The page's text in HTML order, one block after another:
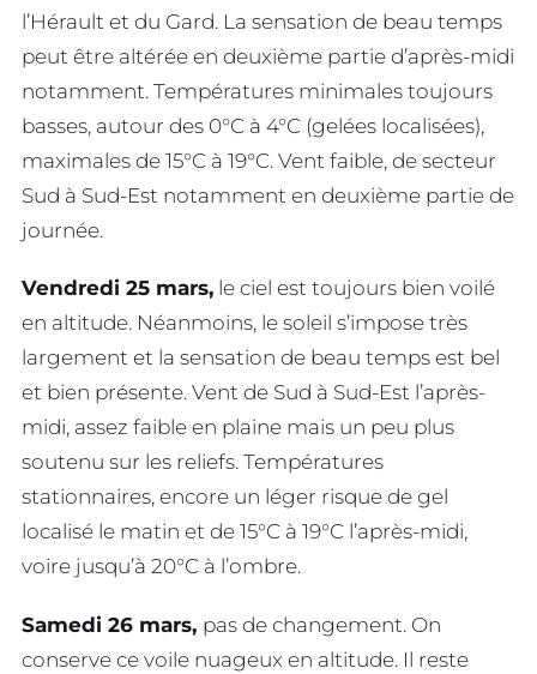
l’Hérault et du Gard. La sensation de beau temps
peut être altérée en deuxième partie d’après-midi
notamment. Températures minimales toujours
basses, autour des 0°C à 4°C (gelées localisées),
maximales de 15°C à 19°C. Vent faible, de secteur
Sud à Sud-Est notamment en deuxième partie de
journée.
Vendredi 25 mars, le ciel est toujours bien voilé
en altitude. Néanmoins, le soleil s’impose très
largement et la sensation de beau temps est bel
et bien présente. Vent de Sud à Sud-Est l’après-
midi, assez faible en plaine mais un peu plus
soutenu sur les reliefs. Températures
stationnaires, encore un léger risque de gel
localisé le matin et de 15°C à 19°C l’après-midi,
voire jusqu’à 20°C à l’ombre.
Samedi 26 mars, pas de changement. On
conserve ce voile nuageux en altitude. Il reste